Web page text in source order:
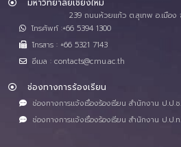
มหาวิทยาลัยเชียงใหม่
239 ถนนห้วยแก้ว ต.สุเทพ อ.เมือง
โทรศัพท์ :+66 5394 1300
โทรสาร : +66 5321 7143
อีเมล : contacts@cmu.ac.th
ช่องทางการร้องเรียน
ช่องทางการแจ้งเรื่องร้องเรียน สำนักงาน ป.ป.ช.
ช่องทางการแจ้งเรื่องร้องเรียน สำนักงาน ป.ป.ท.